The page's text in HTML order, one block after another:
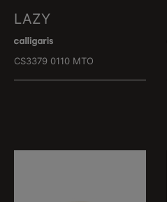
LAZY
CS3379 0110 MTO